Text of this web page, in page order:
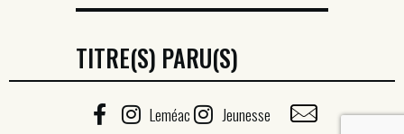
TITRE(S) PARU(S)
Leméac Jeunesse